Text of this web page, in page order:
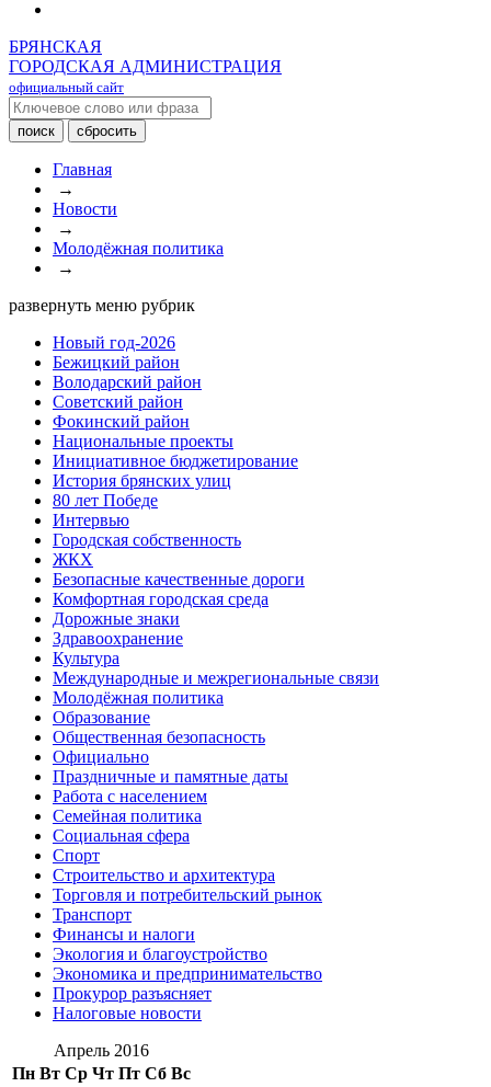
БРЯНСКАЯ
ГОРОДСКАЯ АДМИНИСТРАЦИЯ
официальный сайт
Главная
→
Новости
→
Молодёжная политика
→
развернуть меню рубрик
Новый год-2026
Бежицкий район
Володарский район
Советский район
Фокинский район
Национальные проекты
Инициативное бюджетирование
История брянских улиц
80 лет Победе
Интервью
Городская собственность
ЖКХ
Безопасные качественные дороги
Комфортная городская среда
Дорожные знаки
Здравоохранение
Культура
Международные и межрегиональные связи
Молодёжная политика
Образование
Общественная безопасность
Официально
Праздничные и памятные даты
Работа с населением
Семейная политика
Социальная сфера
Спорт
Строительство и архитектура
Торговля и потребительский рынок
Транспорт
Финансы и налоги
Экология и благоустройство
Экономика и предпринимательство
Прокурор разъясняет
Налоговые новости
Апрель 2016
Пн Вт Ср Чт Пт Сб Вс